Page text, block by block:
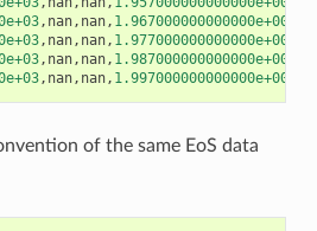
, nan, nan, 1.967000000000000e+00
, nan, nan, 1.977000000000000e+00
, nan, nan, 1.987000000000000e+00
, nan, nan, 1.997000000000000e+00
of the same EoS data